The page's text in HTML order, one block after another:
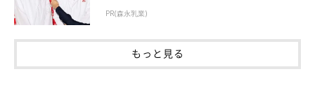
心優しい投稿者さんのご家族のところで保護してもらえて、元気
になったちゃろみちゃん。
PR(森永乳業)
もっと見る